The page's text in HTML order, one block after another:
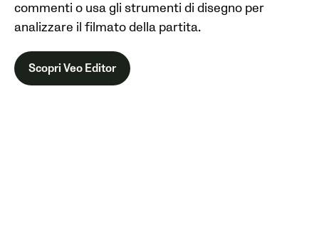
commenti o usa gli strumenti di disegno per
analizzare il filmato della partita.
Scopri Veo Editor